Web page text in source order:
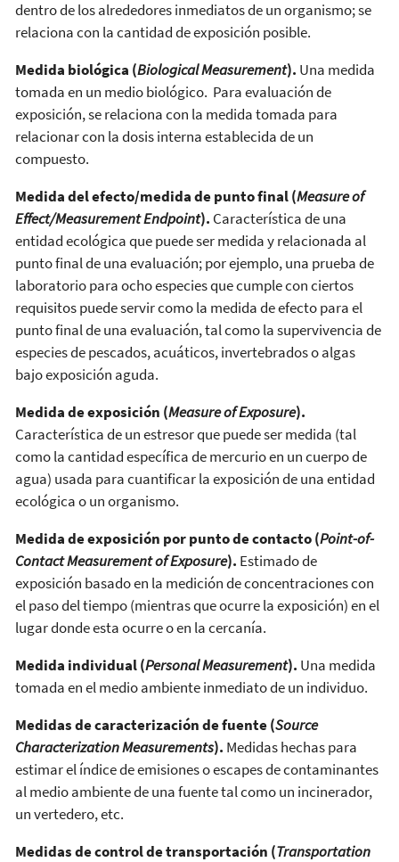
dentro de los alrededores inmediatos de un organismo; se
relaciona con la cantidad de exposición posible.
Medida biológica (Biological Measurement). Una medida
tomada en un medio biológico. Para evaluación de
exposición, se relaciona con la medida tomada para
relacionar con la dosis interna establecida de un
compuesto.
Medida del efecto/medida de punto final (Measure of
Effect/Measurement Endpoint). Característica de una
entidad ecológica que puede ser medida y relacionada al
punto final de una evaluación; por ejemplo, una prueba de
laboratorio para ocho especies que cumple con ciertos
requisitos puede servir como la medida de efecto para el
punto final de una evaluación, tal como la supervivencia de
especies de pescados, acuáticos, invertebrados o algas
bajo exposición aguda.
Medida de exposición (Measure of Exposure).
Característica de un estresor que puede ser medida (tal
como la cantidad específica de mercurio en un cuerpo de
agua) usada para cuantificar la exposición de una entidad
ecológica o un organismo.
Medida de exposición por punto de contacto (Point-of-
Contact Measurement of Exposure). Estimado de
exposición basado en la medición de concentraciones con
el paso del tiempo (mientras que ocurre la exposición) en el
lugar donde esta ocurre o en la cercanía.
Medida individual (Personal Measurement). Una medida
tomada en el medio ambiente inmediato de un individuo.
Medidas de caracterización de fuente (Source
Characterization Measurements). Medidas hechas para
estimar el índice de emisiones o escapes de contaminantes
al medio ambiente de una fuente tal como un incinerador,
un vertedero, etc.
Medidas de control de transportación (Transportation